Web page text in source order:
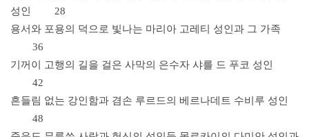
성인
28
용서와 포용의 덕으로 빛나는 마리아 고레티 성인과 그 가족
36
기꺼이 고행의 길을 걸은 사막의 은수자 샤를 드 푸코 성인
42
흔들림 없는 강인함과 겸손 루르드의 베르나데트 수비루 성인
48